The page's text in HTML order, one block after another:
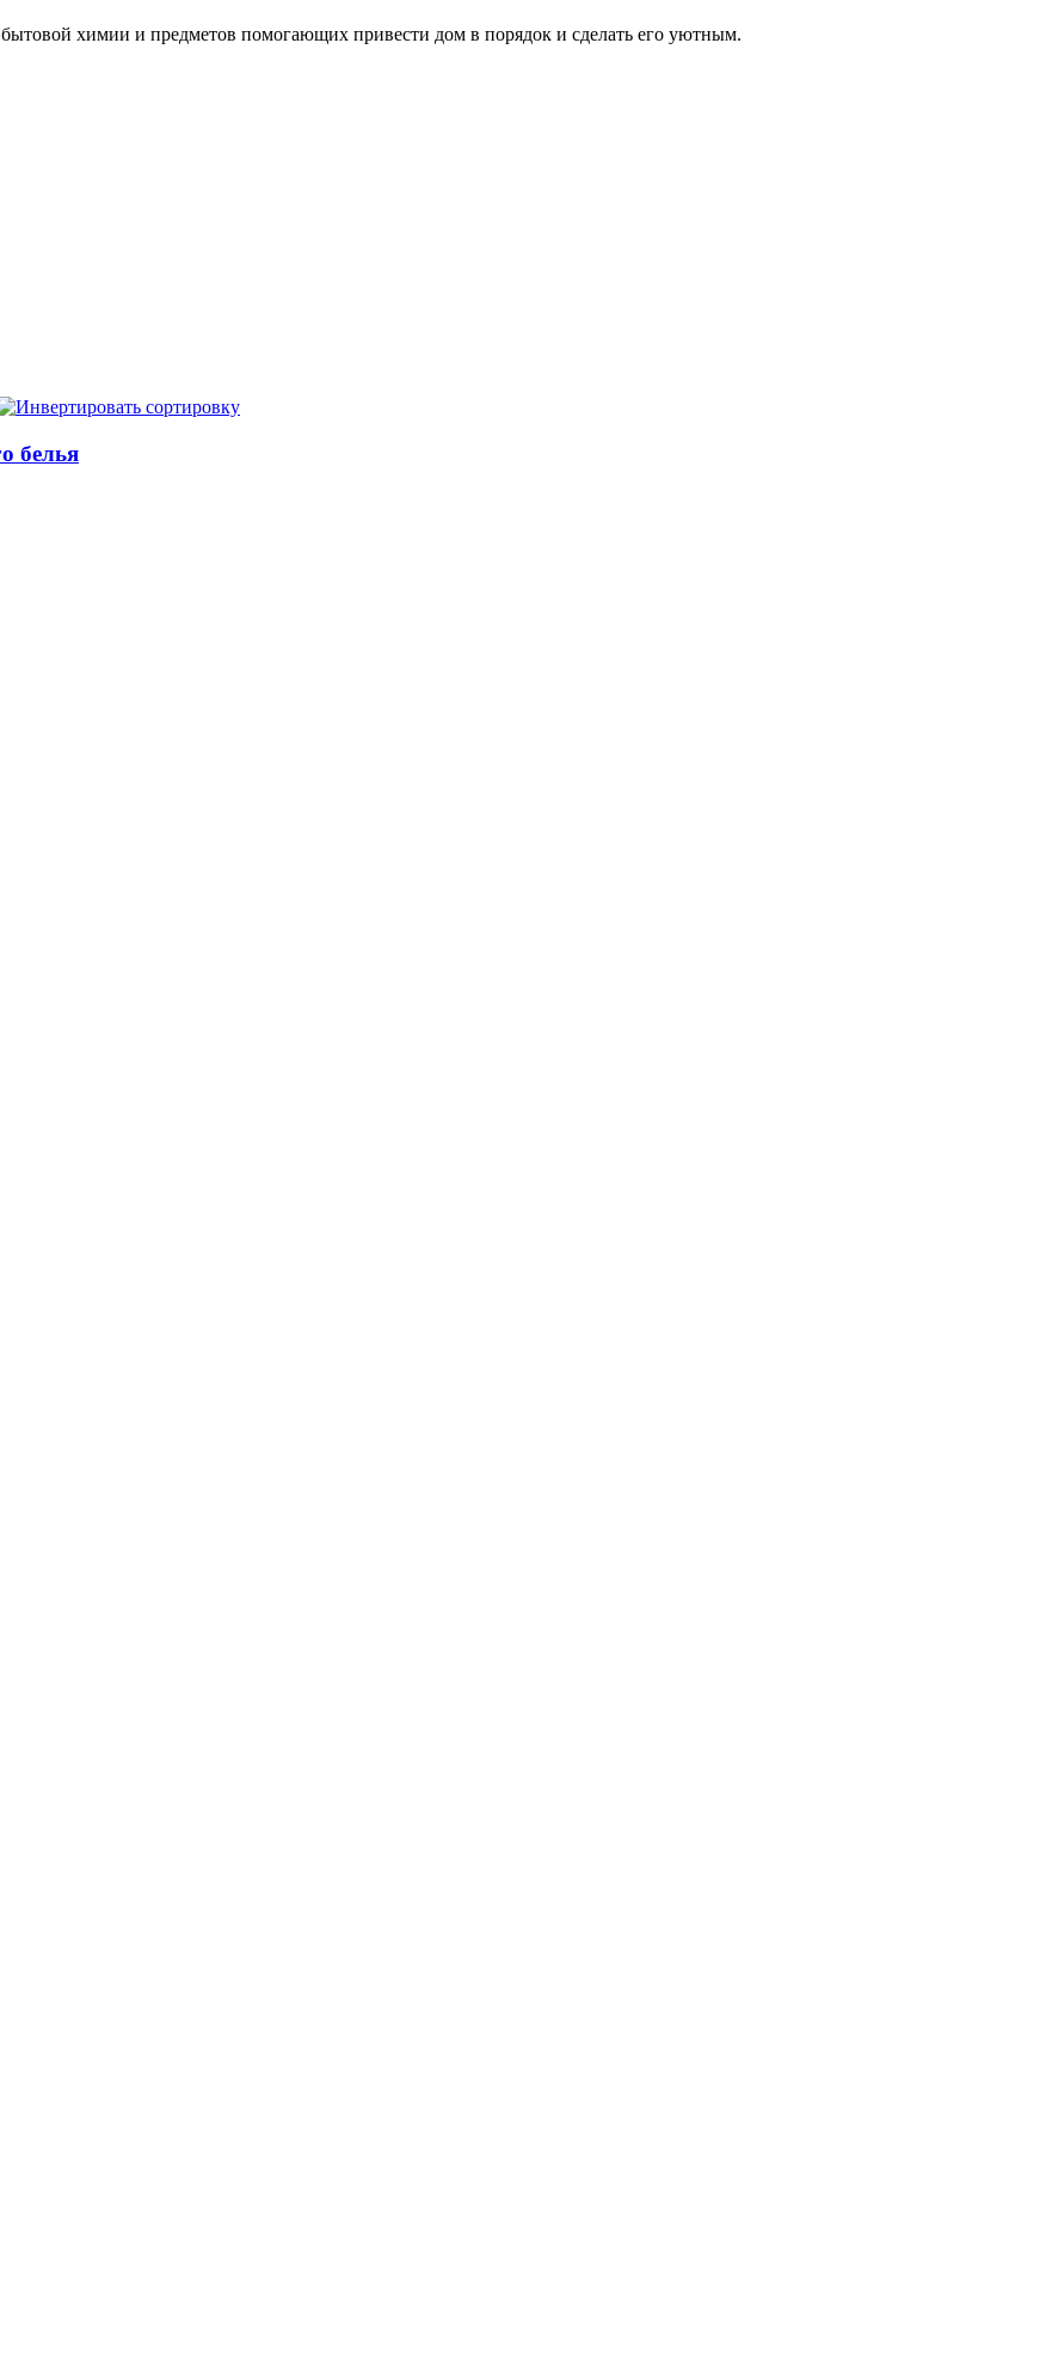
химии и предметов помогающих привести дом в порядок и сделать его уютным.
белья